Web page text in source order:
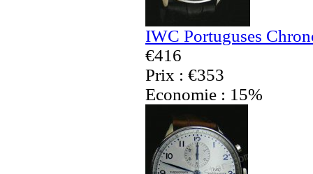
IWC Portuguses
€416
Prix : €353
Economie : 15%